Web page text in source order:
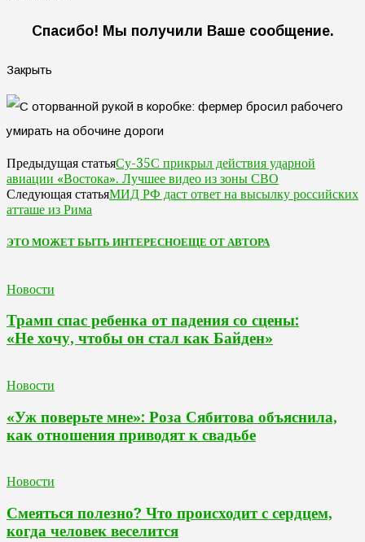
Спасибо! Мы получили Ваше сообщение.
Закрыть
Предыдущая статьяСу-35С прикрыл действия ударной
авиации «Востока». Лучшее видео из зоны СВО
Следующая статьяМИД РФ даст ответ на высылку российских
атташе из Рима
ЭТО МОЖЕТ БЫТЬ ИНТЕРЕСНОЕЩЕ ОТ АВТОРА
Новости
Трамп спас ребенка от падения со сцены:
«Не хочу, чтобы он стал как Байден»
Новости
«Уж поверьте мне»: Роза Сябитова объяснила,
как отношения приводят к свадьбе
Новости
Смеяться полезно? Что происходит с сердцем,
когда человек веселится